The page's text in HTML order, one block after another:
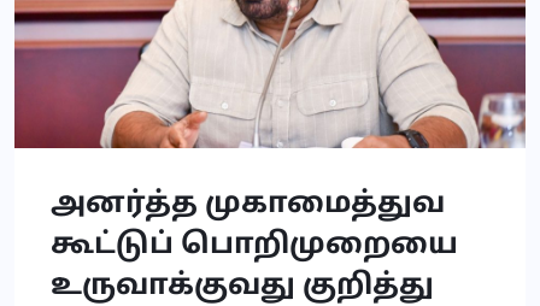
அனர்த்த முகாமைத்துவ
கூட்டுப் பொறிமுறையை
உருவாக்குவது குறித்து